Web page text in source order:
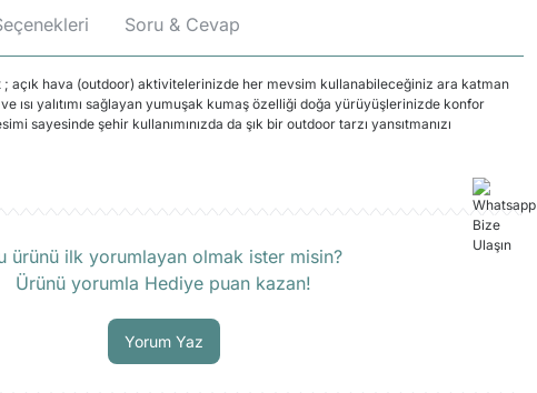
Soru & Cevap
açık hava (outdoor) aktivitelerinizde her mevsim kullanabileceğiniz ara katman
ısı yalıtımı sağlayan yumuşak kumaş özelliği doğa yürüyüşlerinizde konfor
sayesinde şehir kullanımınızda da şık bir outdoor tarzı yansıtmanızı
ürünü ilk yorumlayan olmak ister misin?
Ürünü yorumla Hediye puan kazan!
Yorum Yaz